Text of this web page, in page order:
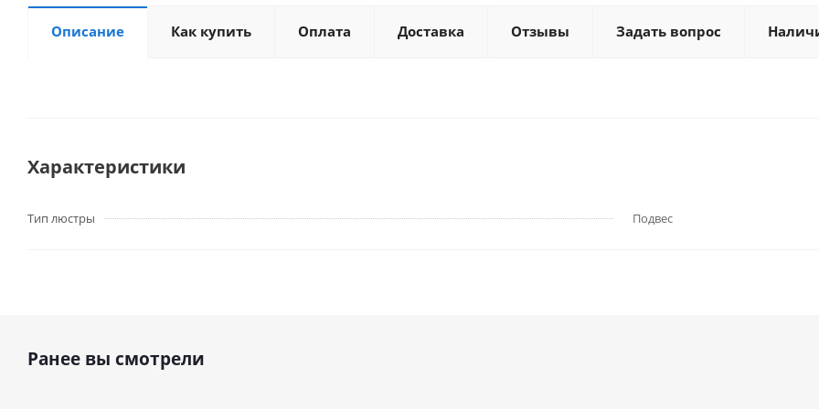
Описание Как купить Оплата Доставка Отзывы Задать вопрос
Характеристики
Тип люстры Подвес
Ранее вы смотрели